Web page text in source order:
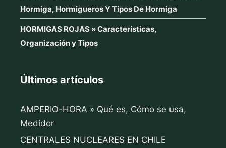
Hormiga, Hormigueros Y Tipos De Hormiga
HORMIGAS ROJAS » Características,
Organización y Tipos
Últimos artículos
AMPERIO-HORA » Qué es, Cómo se usa,
Medidor
CENTRALES NUCLEARES EN CHILE